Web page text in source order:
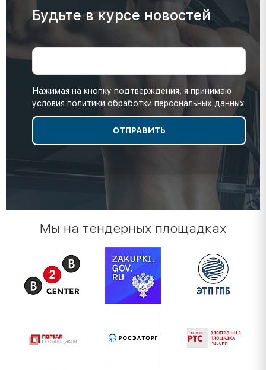
Будьте в курсе новостей
Нажимая на кнопку подтверждения, я принимаю
условия политики обработки персональных данных
Мы на тендерных площадках